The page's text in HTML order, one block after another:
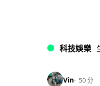
科技娛樂
Vin 50 分